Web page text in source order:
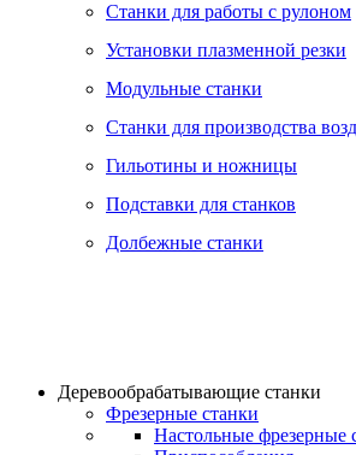
Станки для работы с рулоном
Установки плазменной резки
Модульные станки
Станки для производства
Гильотины и ножницы
Подставки для станков
Долбежные станки
Деревообрабатывающие станки
Фрезерные станки
Настольные фрезерные